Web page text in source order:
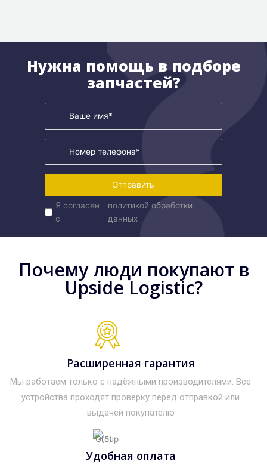
Нужна помощь в подборе
запчастей?
Отправить
Я согласен
с
политикой обработки
данных
Почему люди покупают в
Upside Logistic?
Расширенная гарантия
Мы работаем только с надёжными производителями. Все
устройства проходят проверку перед отправкой или
выдачей покупателю
Удобная оплата